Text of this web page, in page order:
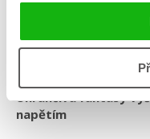
#vyšívanéduše
Uhrančivá fantasy
napětím